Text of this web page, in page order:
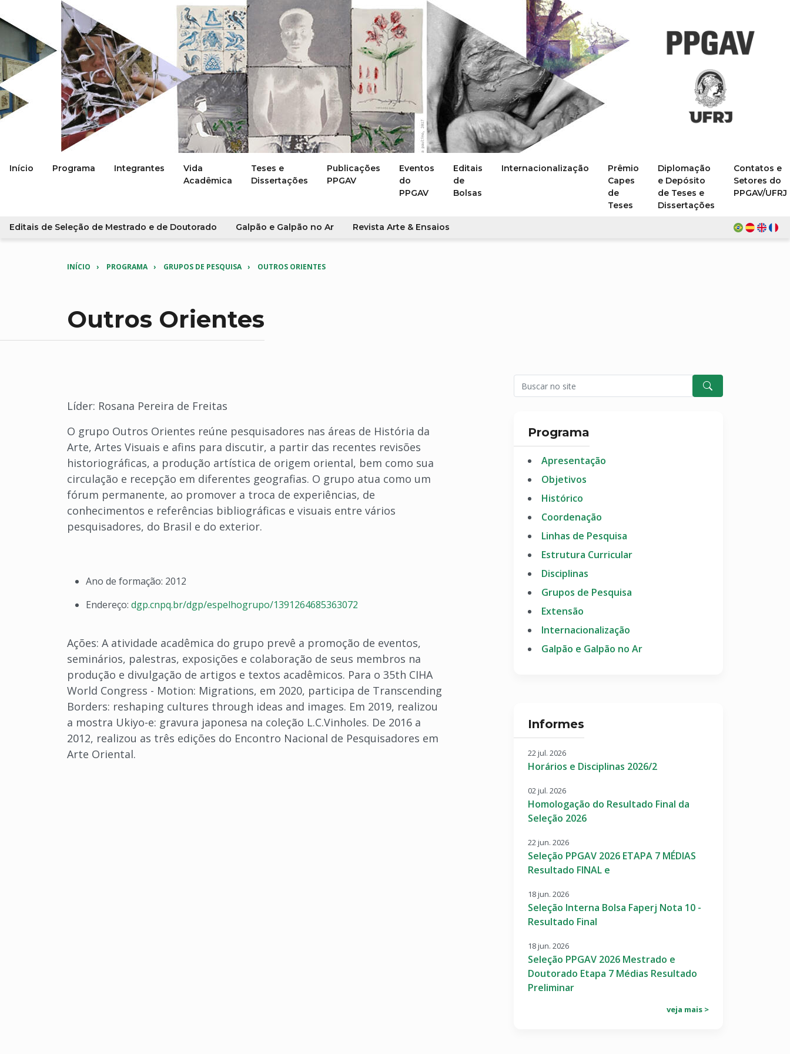
Início Programa Integrantes
Vida
Acadêmica
Teses e
Dissertações
Publicações
PPGAV
Eventos
do
PPGAV
Editais
de
Bolsas
Internacionalização
Prêmio
Capes
de
Teses
Diplomação
e Depósito
de Teses e
Dissertações
Contatos e
Setores do
PPGAV/UFRJ
Editais de Seleção de Mestrado e de Doutorado Galpão e Galpão no Ar Revista Arte & Ensaios
INÍCIO PROGRAMA GRUPOS DE PESQUISA OUTROS ORIENTES
Outros Orientes
Líder: Rosana Pereira de Freitas
O grupo Outros Orientes reúne pesquisadores nas áreas de História da
Arte, Artes Visuais e afins para discutir, a partir das recentes revisões
historiográficas, a produção artística de origem oriental, bem como sua
circulação e recepção em diferentes geografias. O grupo atua como um
fórum permanente, ao promover a troca de experiências, de
conhecimentos e referências bibliográficas e visuais entre vários
pesquisadores, do Brasil e do exterior.
Ano de formação: 2012
Endereço: dgp.cnpq.br/dgp/espelhogrupo/1391264685363072
Ações: A atividade acadêmica do grupo prevê a promoção de eventos,
seminários, palestras, exposições e colaboração de seus membros na
produção e divulgação de artigos e textos acadêmicos. Para o 35th CIHA
World Congress - Motion: Migrations, em 2020, participa de Transcending
Borders: reshaping cultures through ideas and images. Em 2019, realizou
a mostra Ukiyo-e: gravura japonesa na coleção L.C.Vinholes. De 2016 a
2012, realizou as três edições do Encontro Nacional de Pesquisadores em
Arte Oriental.
Programa
Apresentação
Objetivos
Histórico
Coordenação
Linhas de Pesquisa
Estrutura Curricular
Disciplinas
Grupos de Pesquisa
Extensão
Internacionalização
Galpão e Galpão no Ar
Informes
22 jul. 2026
Horários e Disciplinas 2026/2
02 jul. 2026
Homologação do Resultado Final da
Seleção 2026
22 jun. 2026
Seleção PPGAV 2026 ETAPA 7 MÉDIAS
Resultado FINAL e
18 jun. 2026
Seleção Interna Bolsa Faperj Nota 10 -
Resultado Final
18 jun. 2026
Seleção PPGAV 2026 Mestrado e
Doutorado Etapa 7 Médias Resultado
Preliminar
veja mais >